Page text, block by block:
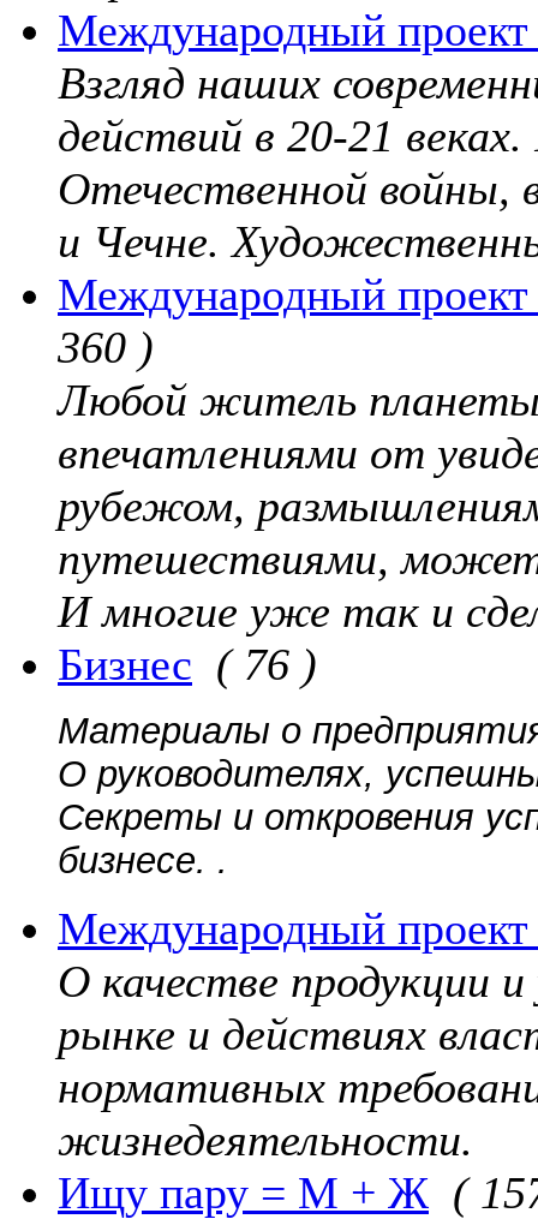
Международный
Взгляд наших
действий в 20-21
Отечественной войны,
и Чечне.
Международный
360 )
Любой житель
впечатлениями от
рубежом,
путешествиями,
И многие уже так и
Бизнес ( 76 )
Материалы о
О руководителях,
Секреты и откровения
бизнесе. .
Международный
О качестве продукции
рынке и действиях
нормативных
жизнедеятельности.
Ищу пару = М + Ж (